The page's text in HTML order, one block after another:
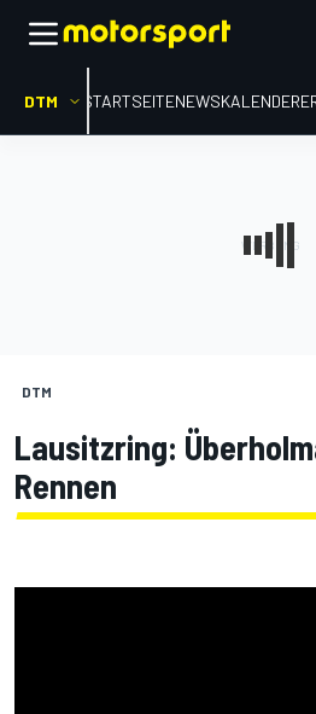
DTM STARTSEITENEWSKALENDER
DTM
Lausitzring:
Rennen